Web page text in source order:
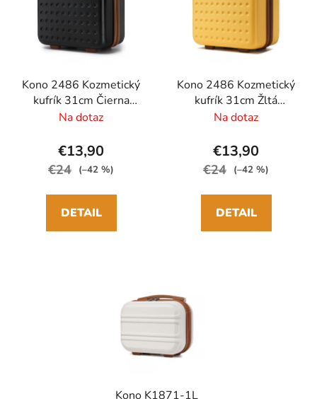
Kono 2486 Kozmetický
kufrík 31cm Čierna
ABS/Polykarbonát
Na dotaz
€13,90
€24 (–42 %)
DETAIL
Kono 2486 Kozmetický
kufrík 31cm Žltá
ABS/Polykarbonát
Na dotaz
€13,90
€24 (–42 %)
DETAIL
Kono K1871-1L